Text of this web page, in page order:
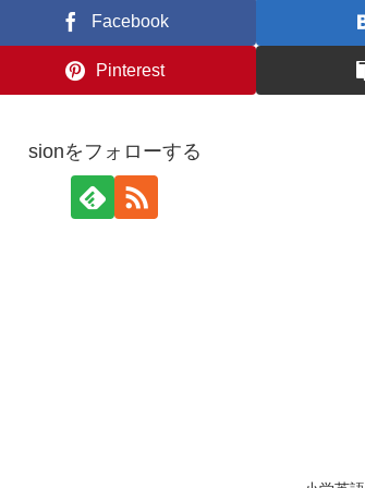
Facebook
Pinterest
sionをフォローする